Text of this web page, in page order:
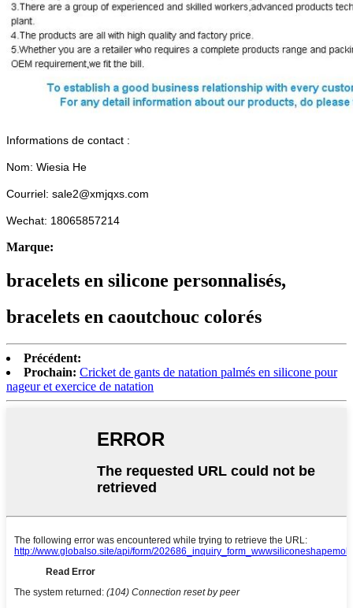
Informations de contact :
Nom: Wiesia He
Courriel: sale2@xmjqxs.com
Wechat: 18065857214
Marque:
bracelets en silicone personnalisés,
bracelets en caoutchouc colorés
Précédent:
Prochain: Cricket de gants de natation palmés en silicone pour
nageur et exercice de natation